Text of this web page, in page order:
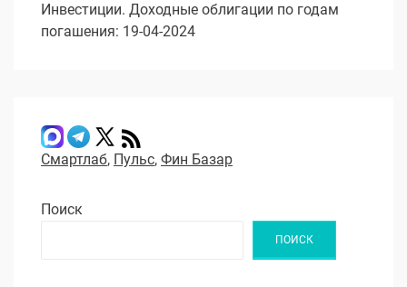
Инвестиции. Доходные облигации по годам
погашения: 19-04-2024
Смартлаб, Пульс, Фин Базар
Поиск
ПОИСК